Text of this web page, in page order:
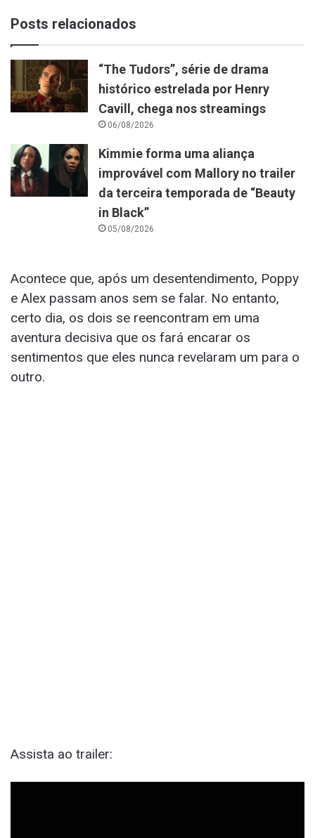
Posts relacionados
“The Tudors”, série de drama
histórico estrelada por Henry
Cavill, chega nos streamings
06/08/2026
Kimmie forma uma aliança
improvável com Mallory no trailer
da terceira temporada de “Beauty
in Black”
05/08/2026
Acontece que, após um desentendimento, Poppy
e Alex passam anos sem se falar. No entanto,
certo dia, os dois se reencontram em uma
aventura decisiva que os fará encarar os
sentimentos que eles nunca revelaram um para o
outro.
Assista ao trailer: